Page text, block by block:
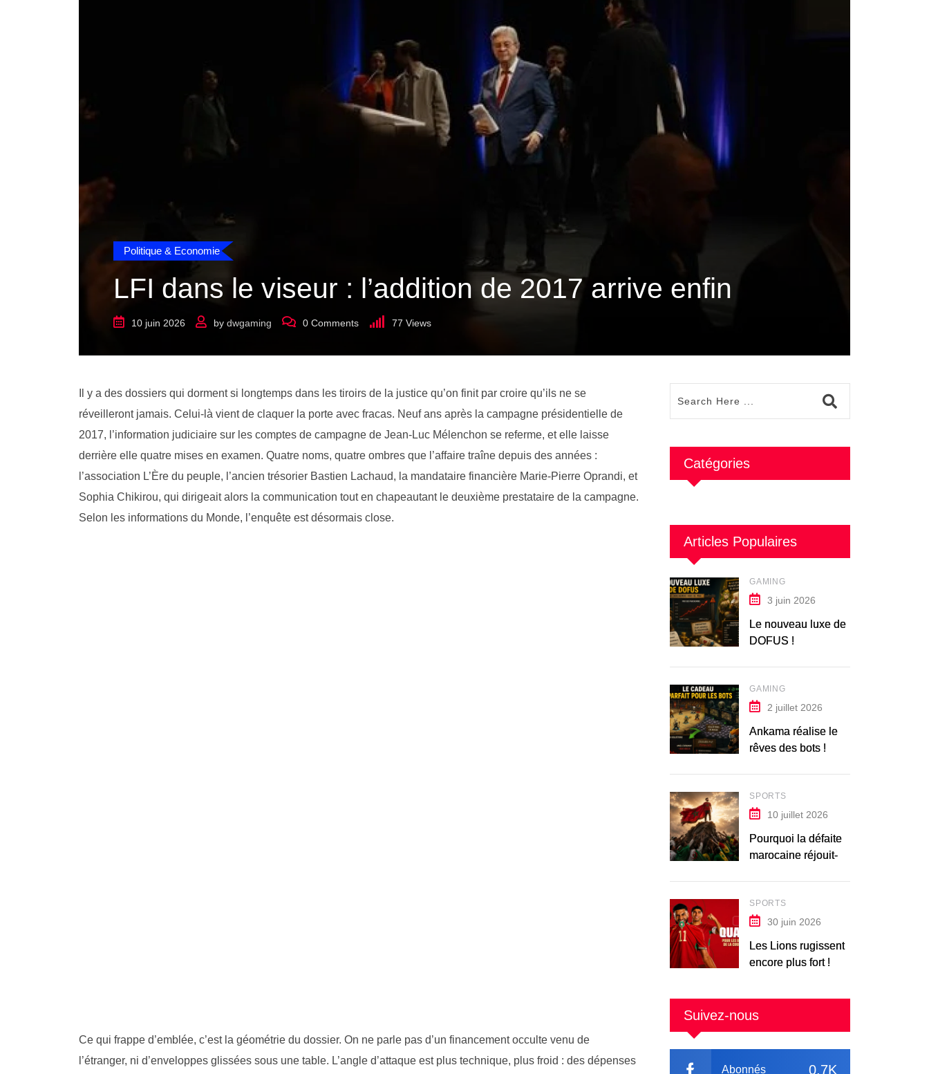
Politique & Economie
LFI dans le viseur : l’addition de 2017 arrive enfin
10 juin 2026 by dwgaming 0 Comments 77 Views
Il y a des dossiers qui dorment si longtemps dans les tiroirs de la justice qu’on finit par croire qu’ils ne se
réveilleront jamais. Celui-là vient de claquer la porte avec fracas. Neuf ans après la campagne présidentielle de
2017, l’information judiciaire sur les comptes de campagne de Jean-Luc Mélenchon se referme, et elle laisse
derrière elle quatre mises en examen. Quatre noms, quatre ombres que l’affaire traîne depuis des années :
l’association L’Ère du peuple, l’ancien trésorier Bastien Lachaud, la mandataire financière Marie-Pierre Oprandi, et
Sophia Chikirou, qui dirigeait alors la communication tout en chapeautant le deuxième prestataire de la campagne.
Selon les informations du Monde, l’enquête est désormais close.
Ce qui frappe d’emblée, c’est la géométrie du dossier. On ne parle pas d’un financement occulte venu de
l’étranger, ni d’enveloppes glissées sous une table. L’angle d’attaque est plus technique, plus froid : des dépenses
Catégories
Articles Populaires
GAMING
3 juin 2026
Le nouveau luxe de
DOFUS !
GAMING
2 juillet 2026
Ankama réalise le
rêves des bots !
SPORTS
10 juillet 2026
Pourquoi la défaite
marocaine réjouit-
SPORTS
30 juin 2026
Les Lions rugissent
encore plus fort !
Suivez-nous
0.7K
Abonnés